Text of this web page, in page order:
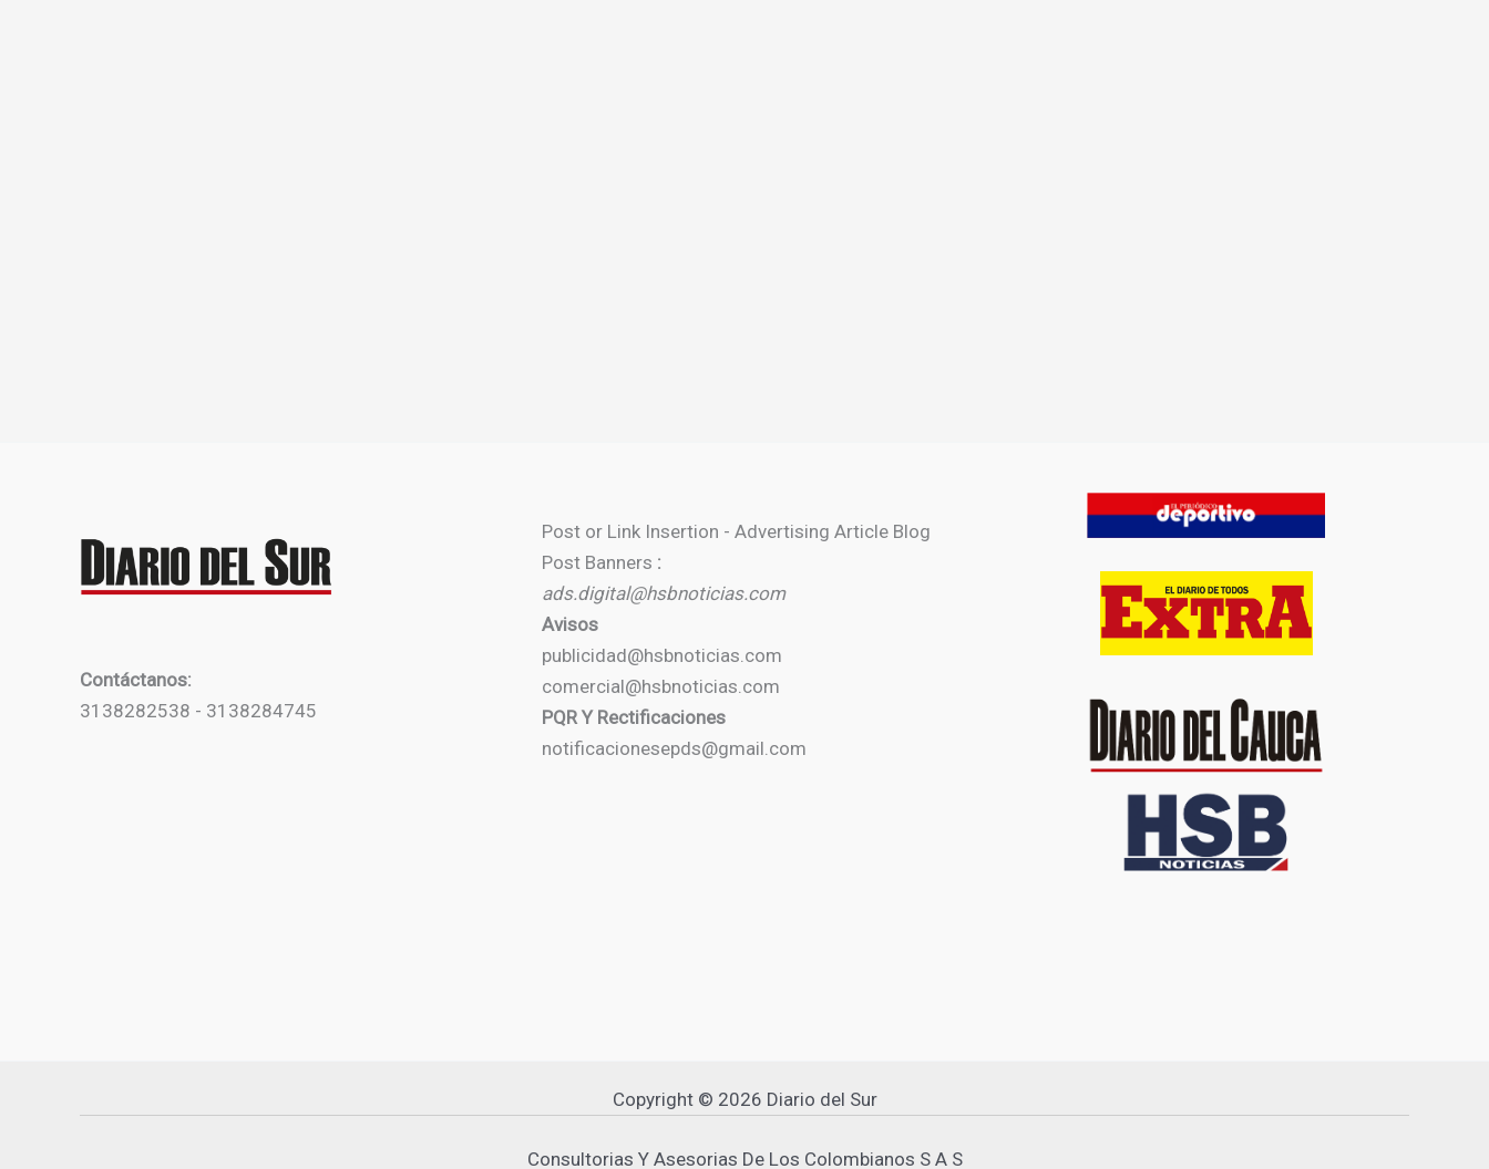
Contáctanos:
3138282538 - 3138284745
Post or Link Insertion - Advertising Article Blog
Post Banners :
ads.digital@hsbnoticias.com
Avisos
publicidad@hsbnoticias.com
comercial@hsbnoticias.com
PQR Y Rectificaciones
notificacionesepds@gmail.com
Copyright © 2026 Diario del Sur
Consultorias Y Asesorias De Los Colombianos S A S